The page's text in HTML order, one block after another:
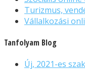
Turizmus,
Vállalkozási
Tanfolyam Blog
Új, 2021-es